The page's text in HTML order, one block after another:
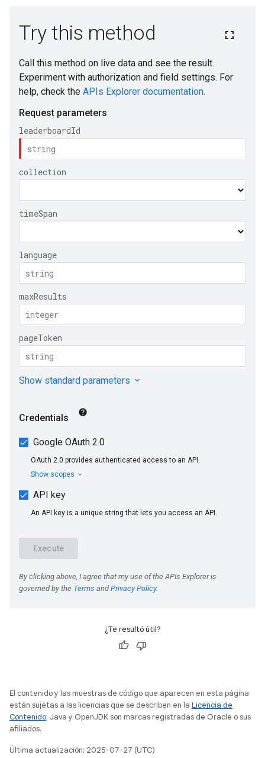
¿Te resultó útil?
El contenido y las muestras de código que aparecen en esta página
están sujetas a las licencias que se describen en la Licencia de
Contenido. Java y OpenJDK son marcas registradas de Oracle o sus
afiliados.
Última actualización: 2025-07-27 (UTC)